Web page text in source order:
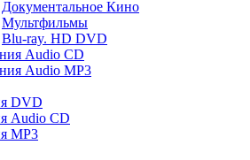
Документальное Кино
Мультфильмы
Blu-ray. HD DVD
Audio CD
Audio MP3
DVD
Audio CD
MP3